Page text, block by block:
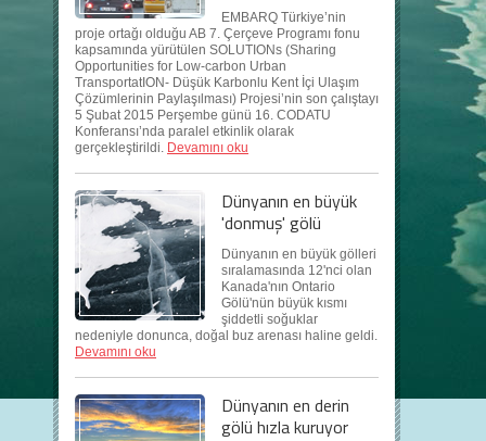
EMBARQ Türkiye’nin
proje ortağı olduğu AB 7. Çerçeve Programı fonu
kapsamında yürütülen SOLUTIONs (Sharing
Opportunities for Low-carbon Urban
TransportatION- Düşük Karbonlu Kent İçi Ulaşım
Çözümlerinin Paylaşılması) Projesi’nin son çalıştayı
5 Şubat 2015 Perşembe günü 16. CODATU
Konferansı’nda paralel etkinlik olarak
gerçekleştirildi. Devamını oku
Dünyanın en büyük
'donmuş' gölü
Dünyanın en büyük gölleri
sıralamasında 12'nci olan
Kanada'nın Ontario
Gölü'nün büyük kısmı
şiddetli soğuklar
nedeniyle donunca, doğal buz arenası haline geldi.
Devamını oku
Dünyanın en derin
gölü hızla kuruyor